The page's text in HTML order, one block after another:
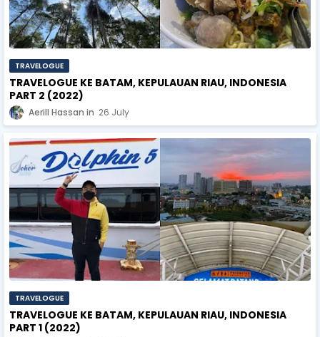
TRAVELOGUE
TRAVELOGUE KE BATAM, KEPULAUAN RIAU, INDONESIA
PART 2 (2022)
Aerill Hassan 26 July
TRAVELOGUE
TRAVELOGUE KE BATAM, KEPULAUAN RIAU, INDONESIA
PART 1 (2022)